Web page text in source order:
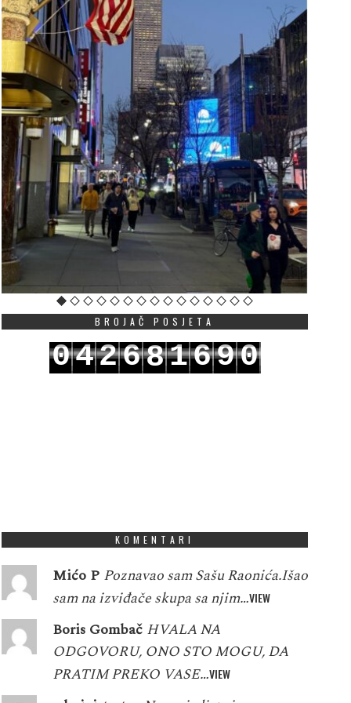
BROJAČ POSJETA
042681690
KOMENTARI
Mićo P Poznavao sam Sašu Raonića.Išao
sam na izviđače skupa sa njim…VIEW
Boris Gombač HVALA NA
ODGOVORU, ONO STO MOGU, DA
PRATIM PREKO VASE…VIEW